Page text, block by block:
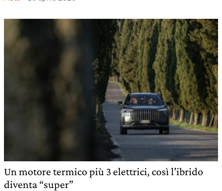
Un motore termico più 3 elettrici, così l’ibrido
diventa “super”